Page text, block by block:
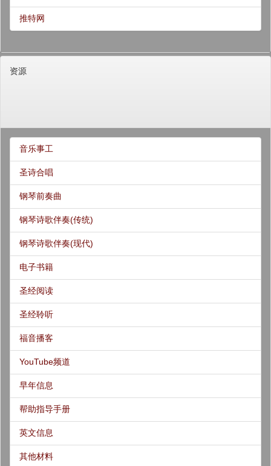
推特网
资源
音乐事工
圣诗合唱
钢琴前奏曲
钢琴诗歌伴奏(传统)
钢琴诗歌伴奏(现代)
电子书籍
圣经阅读
圣经聆听
福音播客
YouTube频道
早年信息
帮助指导手册
英文信息
其他材料